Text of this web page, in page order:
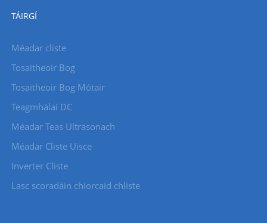
TÁIRGÍ
Méadar cliste
Tosaitheoir Bog
Tosaitheoir Bog Mótair
Teagmhálaí DC
Méadar Teas Ultrasonach
Méadar Cliste Uisce
Inverter Cliste
Lasc scoradáin chiorcaid chliste